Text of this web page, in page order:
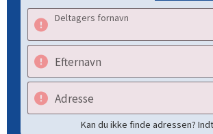
Deltagers fornavn
Efternavn
Adresse
Kan du ikke finde adressen?